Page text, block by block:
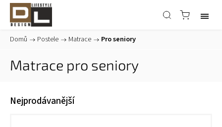
Domů / Postele / Matrace / Pro seniory
Matrace pro seniory
Nejprodávanější